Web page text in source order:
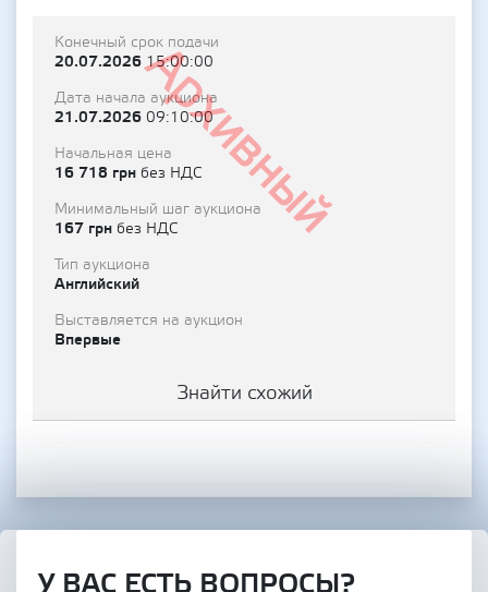
Архивный
Конечный срок подачи
20.07.202615:00:00
Дата начала аукциона
21.07.2026 09:10:00
Начальная цена
16 718 грн без НДС
Минимальный шаг аукциона
167 грн без НДС
Тип аукциона
Английский
Выставляется на аукцион
Впервые
Знайти схожий
У ВАС ЕСТЬ ВОПРОСЫ?